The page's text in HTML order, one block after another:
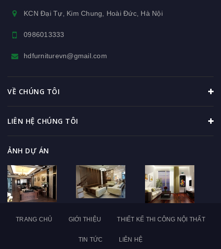
KCN Đại Tự, Kim Chung, Hoài Đức, Hà Nội
0986013333
hdfurniturevn@gmail.com
VỀ CHÚNG TÔI
LIÊN HỆ CHÚNG TÔI
ẢNH DỰ ÁN
TRANG CHỦ GIỚI THIỆU THIẾT KẾ THI CÔNG NỘI THẤT
TIN TỨC LIÊN HỆ